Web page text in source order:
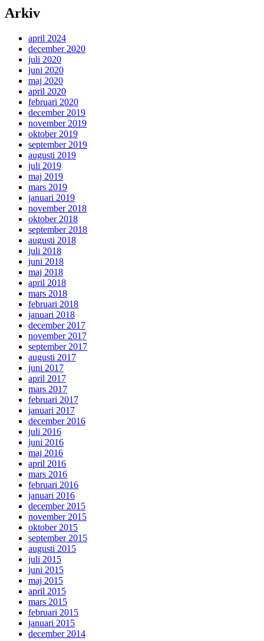
Arkiv
april 2024
december 2020
juli 2020
juni 2020
maj 2020
april 2020
februari 2020
december 2019
november 2019
oktober 2019
september 2019
augusti 2019
juli 2019
maj 2019
mars 2019
januari 2019
november 2018
oktober 2018
september 2018
augusti 2018
juli 2018
juni 2018
maj 2018
april 2018
mars 2018
februari 2018
januari 2018
december 2017
november 2017
september 2017
augusti 2017
juni 2017
april 2017
mars 2017
februari 2017
januari 2017
december 2016
juli 2016
juni 2016
maj 2016
april 2016
mars 2016
februari 2016
januari 2016
december 2015
november 2015
oktober 2015
september 2015
augusti 2015
juli 2015
juni 2015
maj 2015
april 2015
mars 2015
februari 2015
januari 2015
december 2014